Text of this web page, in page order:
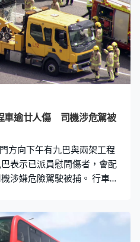
早知道路況減慢車速，要求
車逾廿人傷 司機涉危駕被
方向下午有九巴與兩架工程
表示已派員慰問傷者，會配
涉嫌危險駕駛被捕。 行車記
車才停下來。巴士車長一度
在路邊分流。傷勢相對較重